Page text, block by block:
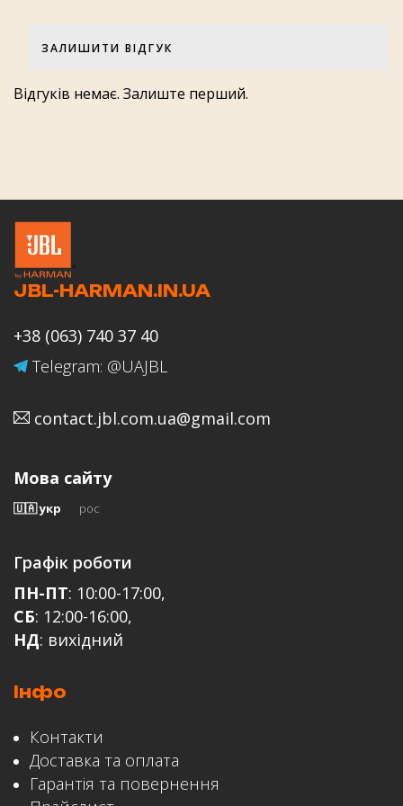
Вхід Bluetooth/USB:
-12 дБ повної шкали
GFSK, π/4 DQPSK, 8DPSK
Підтримувані аудіоформати:
.mp3, .wma, .wav
Профілі Bluetooth:
ЗАЛИШИТИ ВІДГУК
Email
Відгук
Відгуків немає. Залиште перший.
JBL-HARMAN.IN.UA
+38 (063) 740 37 40
Telegram: @UAJBL
contact.jbl.com.ua@gmail.com
Мова сайту
🇺🇦 укр рос
Графік роботи
ПН-ПТ: 10:00-17:00,
СБ: 12:00-16:00,
НД: вихідний
Інфо
Контакти
Доставка та оплата
Гарантія та повернення